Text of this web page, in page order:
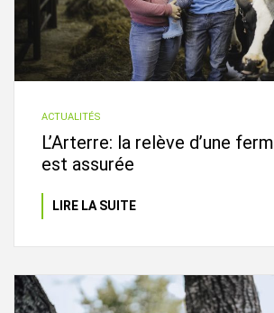
ACTUALITÉS
L’Arterre: la relève d’une
est assurée
LIRE LA SUITE